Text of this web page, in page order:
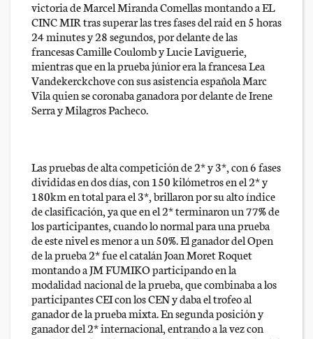
victoria de Marcel Miranda Comellas montando a EL
CINC MIR tras superar las tres fases del raid en 5 horas
24 minutes y 28 segundos, por delante de las
francesas Camille Coulomb y Lucie Laviguerie,
mientras que en la prueba júnior era la francesa Lea
Vandekerckchove con sus asistencia española Marc
Vila quien se coronaba ganadora por delante de Irene
Serra y Milagros Pacheco.
Las pruebas de alta competición de 2* y 3*, con 6 fases
divididas en dos días, con 150 kilómetros en el 2* y
180km en total para el 3*, brillaron por su alto índice
de clasificación, ya que en el 2* terminaron un 77% de
los participantes, cuando lo normal para una prueba
de este nivel es menor a un 50%. El ganador del Open
de la prueba 2* fue el catalán Joan Moret Roquet
montando a JM FUMIKO participando en la
modalidad nacional de la prueba, que combinaba a los
participantes CEI con los CEN y daba el trofeo al
ganador de la prueba mixta. En segunda posición y
ganador del 2* internacional, entrando a la vez con